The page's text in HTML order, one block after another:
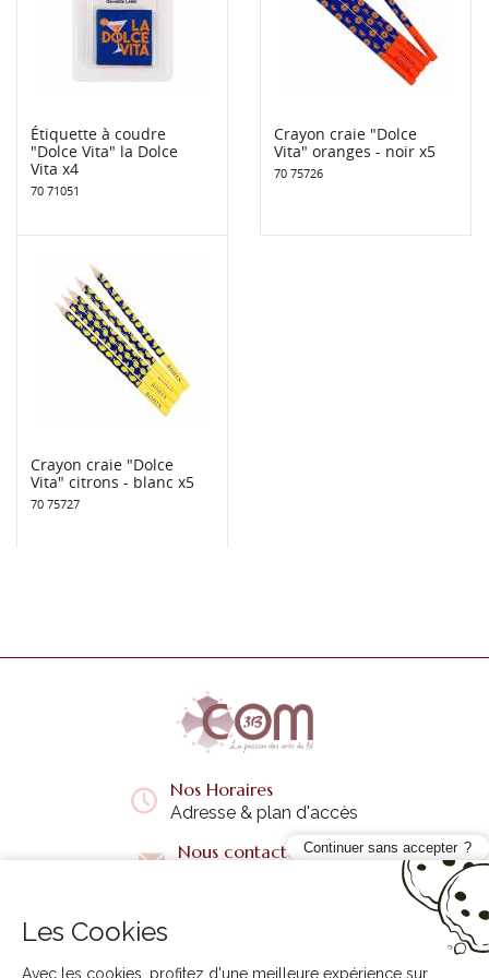
Étiquette à coudre
"Dolce Vita" la Dolce
Vita x4
70 71051
Crayon craie "Dolce
Vita" oranges - noir x5
70 75726
Crayon craie "Dolce
Vita" citrons - blanc x5
70 75727
Nos Horaires
Adresse & plan d'accès
Nous contacter
Liens utiles +
Continuer sans accepter
Les Cookies
Avec les cookies, profitez d'une meilleure expérience sur